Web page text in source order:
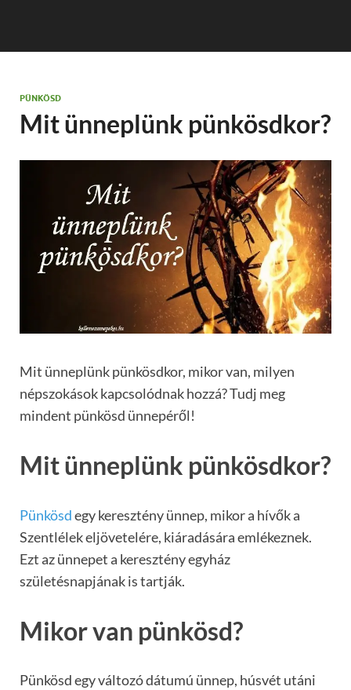
PÜNKÖSD
Mit ünneplünk pünkösdkor?
Mit ünneplünk pünkösdkor, mikor van, milyen
népszokások kapcsolódnak hozzá? Tudj meg
mindent pünkösd ünnepéről!
Mit ünneplünk pünkösdkor?
Pünkösdegy keresztény ünnep, mikor a hívők a
Szentlélek eljövetelére, kiáradására emlékeznek.
Ezt az ünnepet a keresztény egyház
születésnapjának is tartják.
Mikor van pünkösd?
Pünkösd egy változó dátumú ünnep, húsvét utáni